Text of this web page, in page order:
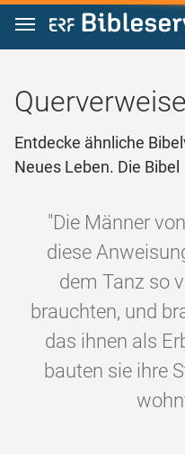
Zum Inhalt springen
Querverweise
Entdecke ähnliche
Neues Leben. Die Bibel
"Die Männer
diese
dem Tanz so
brauchten, und
das ihnen als
bauten sie ihre